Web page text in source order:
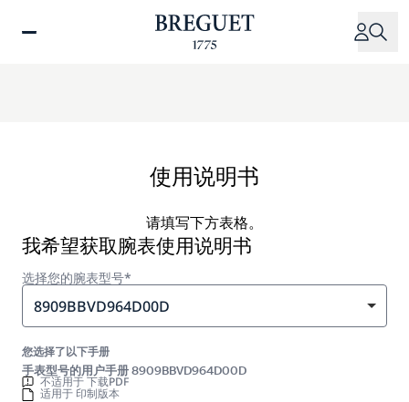
使用说明书
请填写下方表格。
我希望获取腕表使用说明书
选择您的腕表型号*
8909BBVD964D00D
您选择了以下手册
手表型号的用户手册 8909BBVD964D00D
不适用于 下载PDF
适用于 印制版本